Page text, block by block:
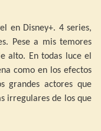
en Disney+. 4 series,
Pese a mis temores
alto. En todas luce el
como en los efectos
grandes actores que
irregulares de los que